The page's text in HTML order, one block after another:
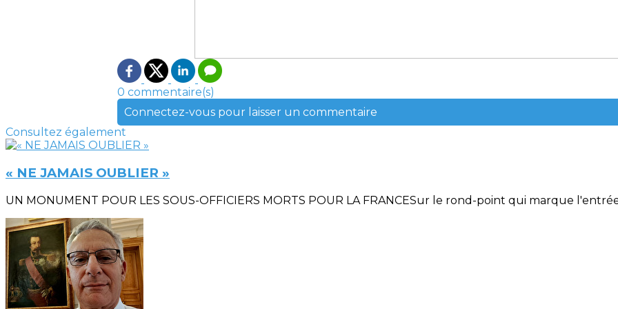
0 commentaire(s)
Connectez-vous pour laisser un commentaire
Consultez également
« NE JAMAIS OUBLIER »
UN MONUMENT POUR LES SOUS-OFFICIERS MORTS POUR LA FRANCESur le rond-point qui marque